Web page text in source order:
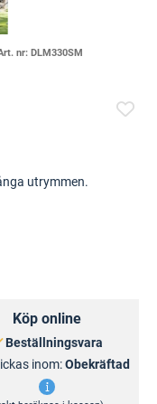
nr: DLM330SM
utrymmen.
Köp online
Beställningsvara
inom:Obekräftad